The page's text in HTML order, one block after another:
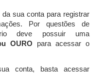
sua conta para registrar
Por questões de
deve possuir uma
OURO para acessar o
conta, basta acessar